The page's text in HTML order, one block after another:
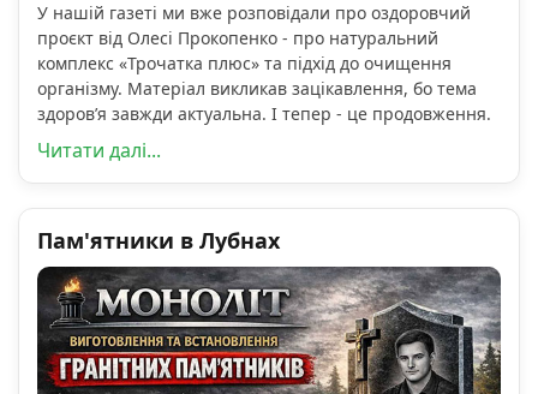
У нашій газеті ми вже розповідали про оздоровчий
проєкт від Олесі Прокопенко - про натуральний
комплекс «Трочатка плюс» та підхід до очищення
організму. Матеріал викликав зацікавлення, бо тема
здоров’я завжди актуальна. І тепер - це продовження.
Читати далі...
Пам'ятники в Лубнах